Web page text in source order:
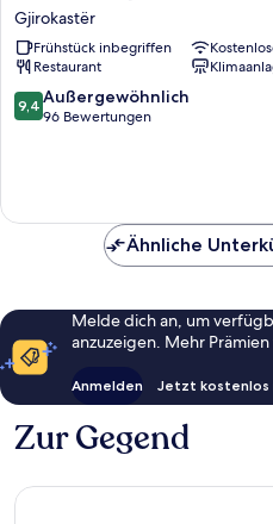
Fantasy
Gjirokastër
Gjirokastër
Frühstück inbegriffen
Restaurant
9.4
von
9,4 Außergewöhnlich
96 Bewertungen
Ähnliche
Melde dich an, um
anzuzeigen. Mehr
Anmelden Jetzt kostenlos
Zur Gegend